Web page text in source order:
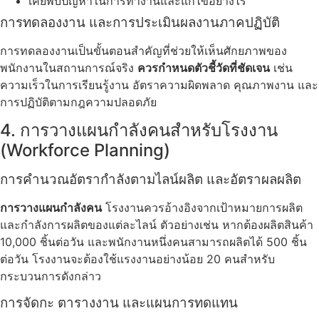
การทดลองงาน และการประเมินผลงานภาคปฏิบัติ
การทดลองงานเป็นขั้นตอนสำคัญที่ช่วยให้เห็นศักยภาพของ
พนักงานในสถานการณ์จริง ควรกำหนดตัวชี้วัดที่ชัดเจนเช่น
ความเร็วในการเรียนรู้งาน อัตราความผิดพลาด คุณภาพงาน และ
การปฏิบัติตามกฎความปลอดภัย
4. การวางแผนกำลังคนสำหรับโรงงาน
(Workforce Planning)
การคำนวณอัตรากำลังตามไลน์ผลิต และอัตราผลผลิต
การวางแผนกำลังคนโรงงานควรอ้างอิงจากเป้าหมายการผลิต
และกำลังการผลิตของแต่ละไลน์ ตัวอย่างเช่น หากต้องผลิตสินค้า
10,000 ชิ้นต่อวัน และพนักงานหนึ่งคนสามารถผลิตได้ 500 ชิ้น
ต่อวัน โรงงานจะต้องใช้แรงงานอย่างน้อย 20 คนสำหรับ
กระบวนการดังกล่าว
การจัดกะ ตารางงาน และแผนการทดแทน